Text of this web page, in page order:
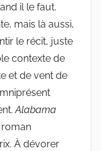
il le faut.
mais là aussi,
le récit, juste
contexte de
et de vent de
Alabama
À dévorer